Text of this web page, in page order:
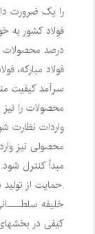
را یک ضرورت
درصد محصولات
فولاد مبارکه،
سرآمد کیفیت
محصولات را
واردات نظارت
محصولی نیز
مبدأ کنترل
حمایت از تولید داخل از حیثیت فولادی خود دفاع کنیم.
خلیفه
کیفی در